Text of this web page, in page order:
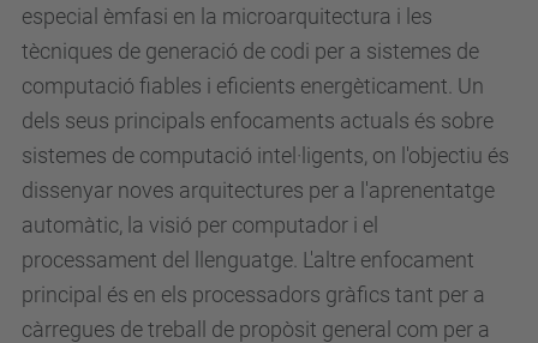
especial èmfasi en la microarquitectura i les
tècniques de generació de codi per a sistemes de
computació fiables i eficients energèticament. Un
dels seus principals enfocaments actuals és sobre
sistemes de computació intel·ligents, on l'objectiu és
dissenyar noves arquitectures per a l'aprenentatge
automàtic, la visió per computador i el
processament del llenguatge. L'altre enfocament
principal és en els processadors gràfics tant per a
càrregues de treball de propòsit general com per a